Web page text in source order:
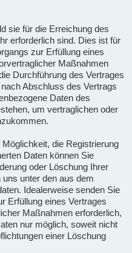
sie für die Erreichung des
erforderlich sind. Dies ist für
zur Erfüllung eines
Maßnahmen
Durchführung des Vertrages
Abschluss des Vertrags
Daten des
um vertraglichen oder
die Registrierung
Daten können Sie
oder Löschung Ihrer
unter den aus dem
Idealerweise senden Sie
Erfüllung eines Vertrages
Maßnahmen erforderlich,
nur möglich, soweit nicht
einer Löschung